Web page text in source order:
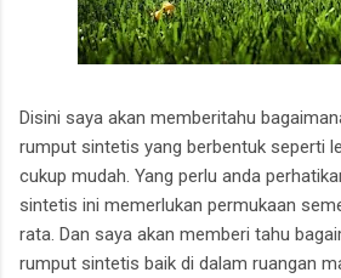
Disini saya akan memberitahu
rumput sintetis yang berbentuk seperti
cukup mudah. Yang perlu anda
sintetis ini memerlukan permukaan
rata. Dan saya akan memberi tahu
rumput sintetis baik di dalam ruangan